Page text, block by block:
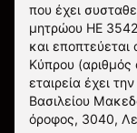
που έχει
μητρώου HE
και
Κύπρου
εταιρεία έχει
Βασιλείου
όροφος, 3040,